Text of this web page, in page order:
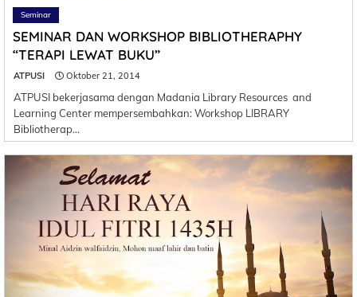
Seminar
SEMINAR DAN WORKSHOP BIBLIOTHERAPHY
“TERAPI LEWAT BUKU”
ATPUSI Oktober 21, 2014
ATPUSI bekerjasama dengan Madania Library Resources and
Learning Center mempersembahkan: Workshop LIBRARY
Bibliotherap…